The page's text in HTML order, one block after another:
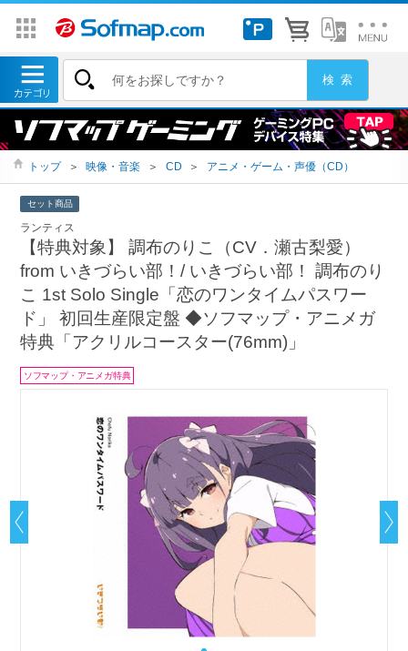
トップ ＞ 映像・音楽 ＞ CD ＞ アニメ・ゲーム・声優（CD）
セット商品
ランティス
【特典対象】 調布のりこ（CV．瀬古梨愛）
from いきづらい部！/ いきづらい部！ 調布のり
こ 1st Solo Single「恋のワンタイムパスワー
ド」 初回生産限定盤 ◆ソフマップ・アニメガ
特典「アクリルコースター(76mm)」
ソフマップ・アニメガ特典